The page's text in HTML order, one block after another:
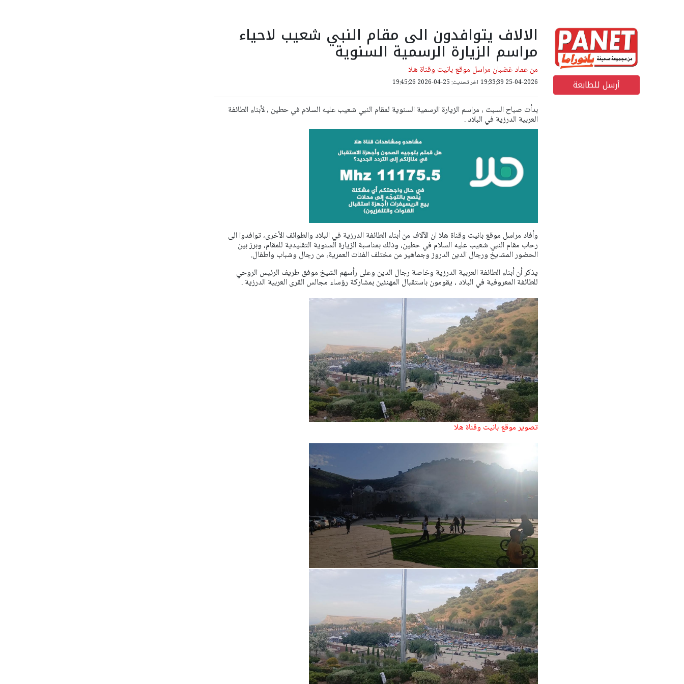
أرسل للطابعة
الالاف يتوافدون الى مقام النبي شعيب لاحياء
مراسم الزيارة الرسمية السنوية
من عماد غضبان مراسل موقع بانيت وقناة هلا
25-04-2026 19:33:39 اخر تحديث: 25-04-2026 19:45:26
بدأت صباح السبت ، مراسم الزيارة الرسمية السنوية لمقام النبي شعيب عليه السلام في حطين ، لأبناء الطائفة
العربية الدرزية في البلاد .
وأفاد مراسل موقع بانيت وقناة هلا ان الآلاف من أبناء الطائفة الدرزية في البلاد والطوائف الأخرى، توافدوا الى
رحاب مقام النبي شعيب عليه السلام في حطين، وذلك بمناسبة الزيارة السنوية التقليدية للمقام، وبرز بين
الحضور المشايخ ورجال الدين الدروز وجماهير من مختلف الفئات العمرية، من رجال وشباب واطفال.
يذكر أن أبناء الطائفة العربية الدرزية وخاصة رجال الدين وعلى رأسهم الشيخ موفق طريف الرئيس الروحي
للطائفة المعروفية في البلاد ، يقومون باستقبال المهنئين بمشاركة رؤساء مجالس القرى العربية الدرزية .
تصوير موقع بانيت وقناة هلا